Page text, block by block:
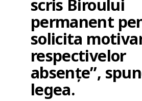
scris Biroului
permanent
solicita
respectivelor
absențe”,
legea.